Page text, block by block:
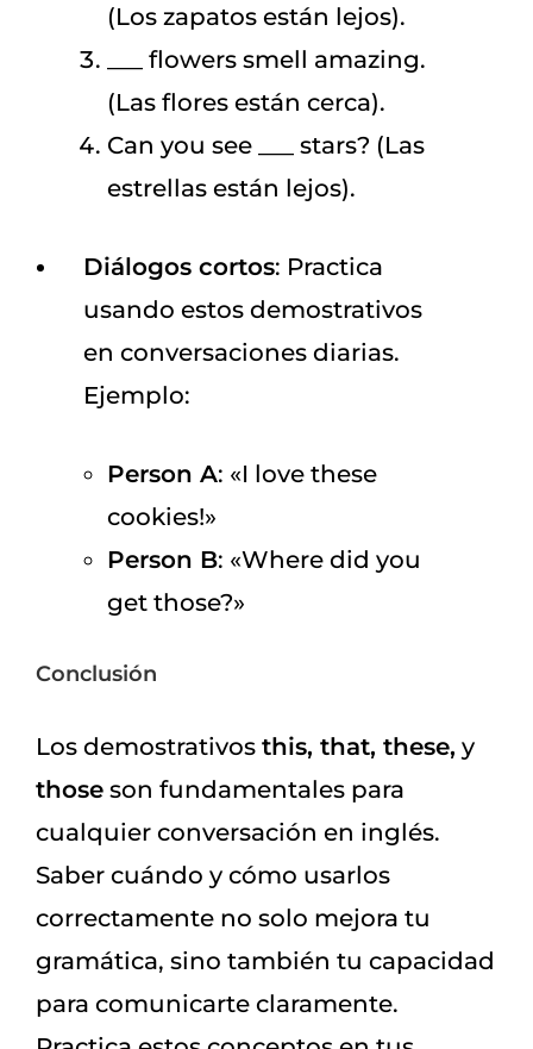
(Los zapatos están lejos).
___ flowers smell amazing.
(Las flores están cerca).
Can you see ___ stars? (Las
estrellas están lejos).
Diálogos cortos: Practica
usando estos demostrativos
en conversaciones diarias.
Ejemplo:
Person A: «I love these
cookies!»
Person B: «Where did you
get those?»
Conclusión
Los demostrativos this, that, these, y
those son fundamentales para
cualquier conversación en inglés.
Saber cuándo y cómo usarlos
correctamente no solo mejora tu
gramática, sino también tu capacidad
para comunicarte claramente.